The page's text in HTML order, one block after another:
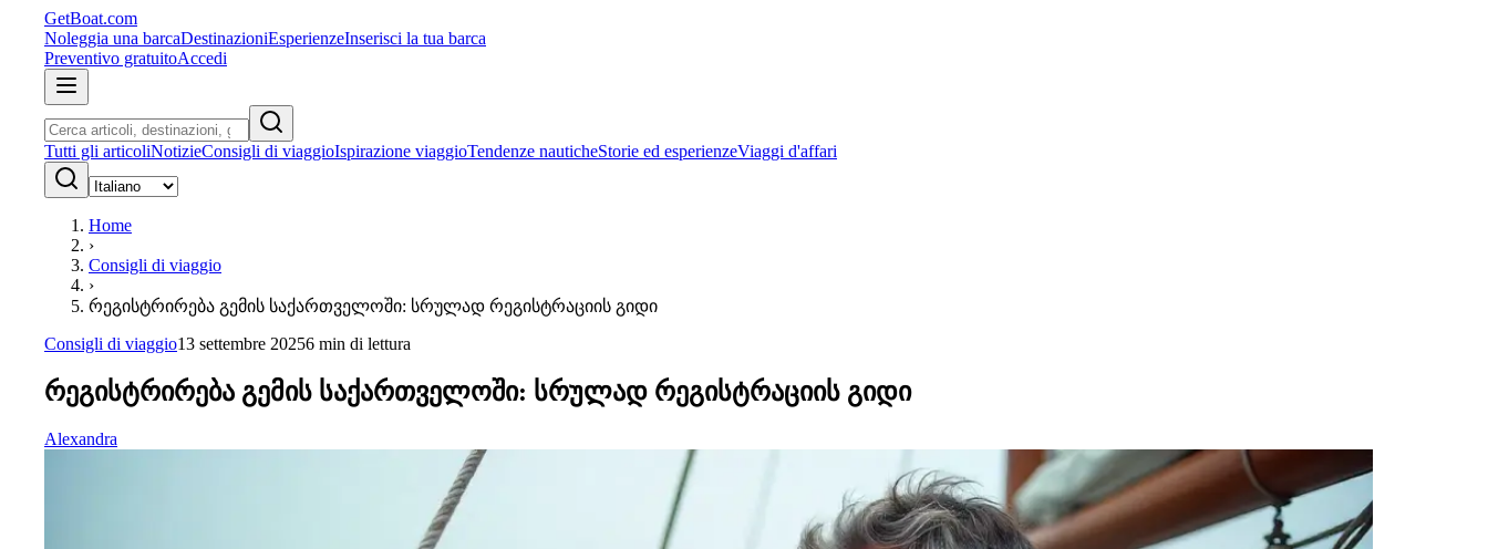
GetBoat.com
Noleggia una barcaDestinazioniEsperienzeInserisci la tua barca
Preventivo gratuitoAccedi
Tutti gli articoliNotizieConsigli di viaggioIspirazione viaggioTendenze nauticheStorie ed esperienzeViaggi d'affari
Home
›
Consigli di viaggio
›
რეგისტრირება გემის საქართველოში: სრულად რეგისტრაციის გიდი
Consigli di viaggio13 settembre 20256 min di lettura
რეგისტრირება გემის საქართველოში: სრულად რეგისტრაციის გიდი
Alexandra